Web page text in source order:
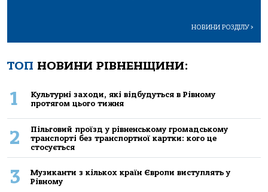
НОВИНИ РОЗДІЛУ>
ТОП НОВИНИ РІВНЕНЩИНИ:
1
Культурні заходи, які відбудуться в Рівному
протягом цього тижня
2
Пільговий проїзд у рівненському громадському
транспорті без транспортної картки: кого це
стосується
3
Музиканти з кількох країн Європи виступлять у
Рівному